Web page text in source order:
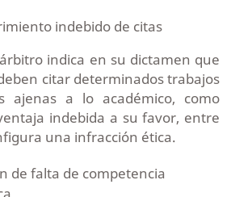
indebido de citas
indica en su dictamen que
citar determinados trabajos
ajenas a lo académico, como
indebida a su favor, entre
una infracción ética.
de falta de competencia